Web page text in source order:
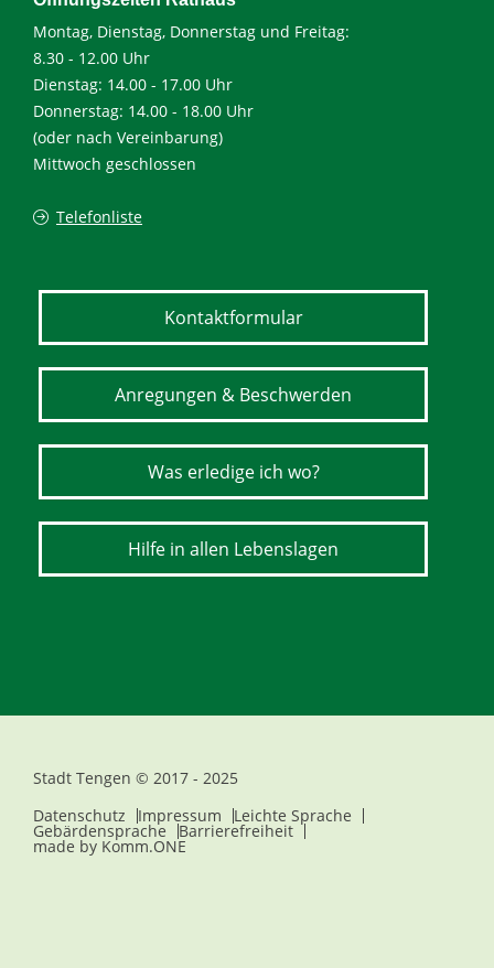
Montag, Dienstag, Donnerstag und Freitag:
8.30 - 12.00 Uhr
Dienstag: 14.00 - 17.00 Uhr
Donnerstag: 14.00 - 18.00 Uhr
(oder nach Vereinbarung)
Mittwoch geschlossen
Telefonliste
Kontaktformular
Anregungen & Beschwerden
Was erledige ich wo?
Hilfe in allen Lebenslagen
Stadt Tengen © 2017 - 2025
Datenschutz
Impressum Leichte Sprache
Gebärdensprache Barrierefreiheit
made by Komm.ONE